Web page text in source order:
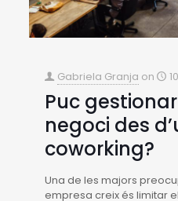
Gabriela Granja on
Puc
negoci des
coworking?
Una de les majors
empresa creix és limitar